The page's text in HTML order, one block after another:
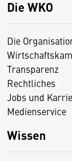
Die WKO
Die
Transparenz
Rechtliches
Jobs und
Medienservice
Wissen